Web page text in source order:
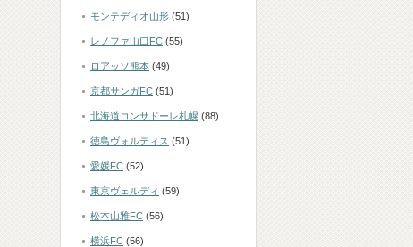
モンテディオ山形 (51)
レノファ山口FC (55)
ロアッソ熊本 (49)
京都サンガFC (51)
北海道コンサドーレ札幌 (88)
徳島ヴォルティス (51)
愛媛FC (52)
東京ヴェルディ (59)
松本山雅FC (56)
横浜FC (56)